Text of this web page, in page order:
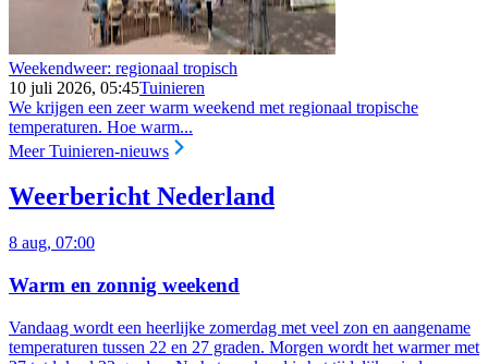
Weekendweer: regionaal tropisch
10 juli 2026, 05:45Tuinieren
We krijgen een zeer warm weekend met regionaal tropische
temperaturen. Hoe warm...
Meer Tuinieren-nieuws
Weerbericht Nederland
8 aug, 07:00
Warm en zonnig weekend
Vandaag wordt een heerlijke zomerdag met veel zon en aangename
temperaturen tussen 22 en 27 graden. Morgen wordt het warmer met